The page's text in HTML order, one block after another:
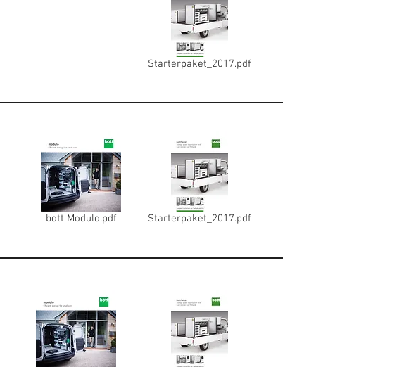
Starterpaket_2017.pdf
bott Modulo.pdf Starterpaket_2017.pdf